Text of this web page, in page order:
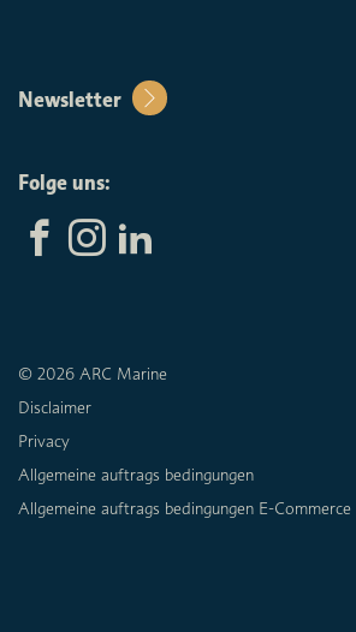
Newsletter
Folge uns:
© 2026 ARC Marine
Disclaimer
Privacy
Allgemeine auftrags bedingungen
Allgemeine auftrags bedingungen E-Commerce